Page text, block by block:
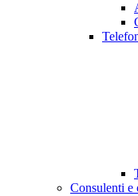
Consulenti e